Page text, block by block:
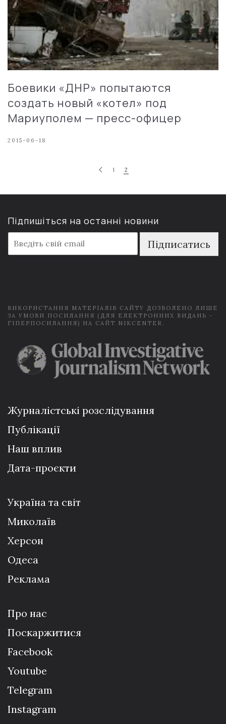
Боевики «ДНР» попытаются
создать новый «котел» под
Мариуполем — пресс-офицер
2015-06-18
1 2
Підпишіться на останні новини
m
a
Підписатись
ВИКОРИСТАННЯ МАТЕРІАЛІВ САЙТУ ДОЗВОЛЕНО ЛИШЕ
ЗА УМОВИ ПОСИЛАННЯ (ДЛЯ ЕЛЕКТРОННИХ ВИДАНЬ -
ГІПЕРПОСИЛАННЯ) НА САЙТ NIKCENTER.
Журналістські розслідування
Публікації
Наш вплив
Дата-проєкти
Україна та світ
Миколаїв
Херсон
Одеса
Реклама
Про нас
Поскаржитися
Facebook
Youtube
Telegram
Instagram